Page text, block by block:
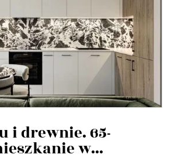
i drewnie. 65-
w...